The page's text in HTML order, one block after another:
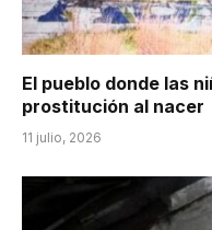
El pueblo donde las
prostitución al nacer
11 julio, 2026